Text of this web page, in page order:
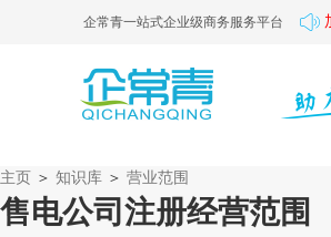
企常青一站式企业级商务服务平台
主页 ＞ 知识库 ＞ 营业范围
售电公司注册经营范围